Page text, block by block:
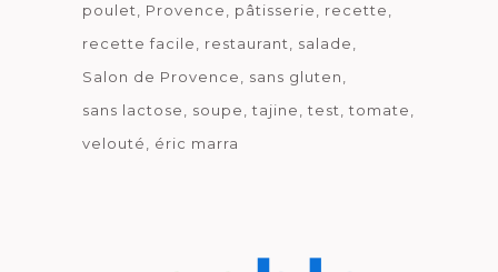
poulet
Provence pâtisserie
recette
recette facile
restaurant
salade
Salon de Provence
sans gluten
sans lactose
soupe tajine test
tomate
velouté
éric marra